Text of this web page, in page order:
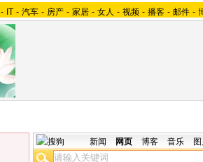
- IT - 汽车 - 房产 - 家居 - 女人 - 视频 - 播客 - 邮件 -
新闻 网页 博客 音乐